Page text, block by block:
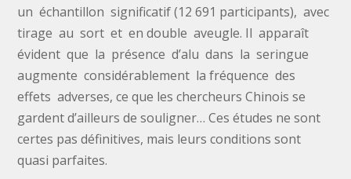
un échantillon significatif (12 691 participants), avec
tirage au sort et en double aveugle. Il apparaît
évident que la présence d’alu dans la seringue
augmente considérablement la fréquence des
effets adverses, ce que les chercheurs Chinois se
gardent d’ailleurs de souligner… Ces études ne sont
certes pas définitives, mais leurs conditions sont
quasi parfaites.